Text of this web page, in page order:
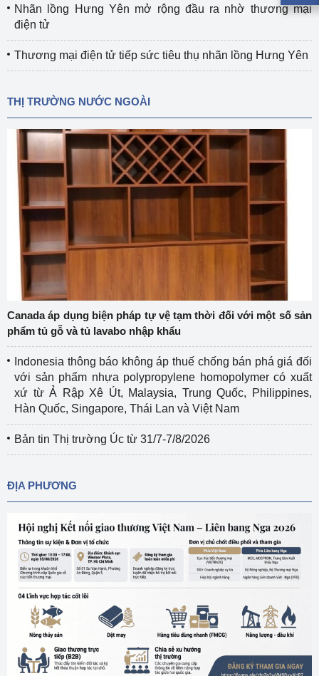
Nhãn lồng Hưng Yên mở rộng đầu ra nhờ thương mại
điện tử
Thương mại điện tử tiếp sức tiêu thụ nhãn lồng Hưng Yên
THỊ TRƯỜNG NƯỚC NGOÀI
Canada áp dụng biện pháp tự vệ tạm thời đối với một số sản
phẩm tủ gỗ và tủ lavabo nhập khẩu
Indonesia thông báo không áp thuế chống bán phá giá đối
với sản phẩm nhựa polypropylene homopolymer có xuất
xứ từ Ả Rập Xê Út, Malaysia, Trung Quốc, Philippines,
Hàn Quốc, Singapore, Thái Lan và Việt Nam
Bản tin Thị trường Úc từ 31/7-7/8/2026
ĐỊA PHƯƠNG